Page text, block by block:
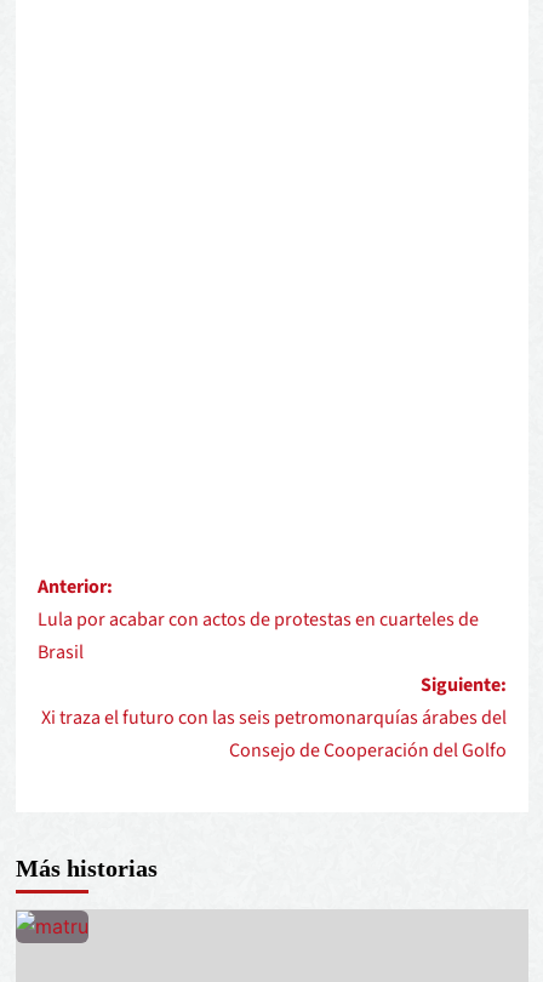
Anterior:
Lula por acabar con actos de protestas en cuarteles de
Brasil
Siguiente:
Xi traza el futuro con las seis petromonarquías árabes del
Consejo de Cooperación del Golfo
Más historias